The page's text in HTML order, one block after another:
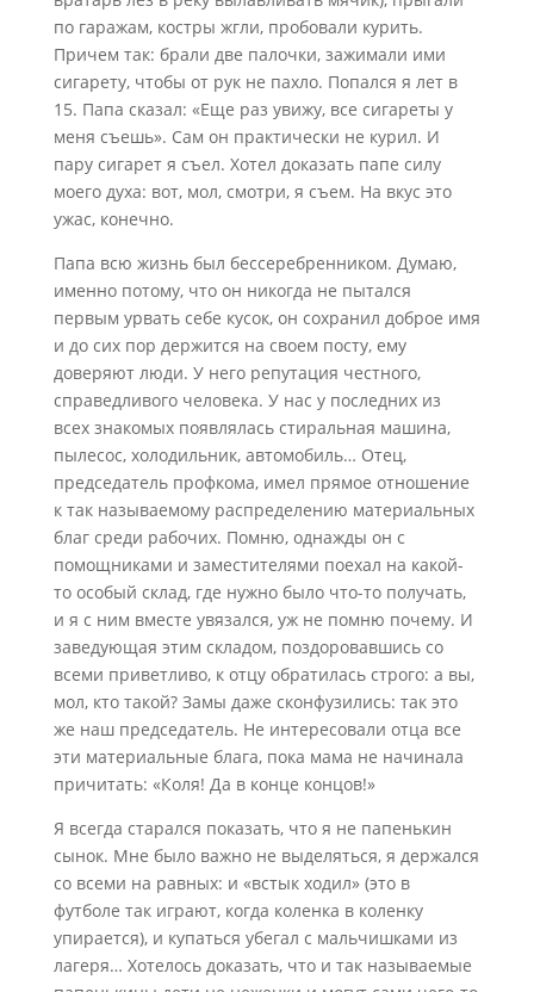
по гаражам, костры жгли, пробовали курить.
Причем так: брали две палочки, зажимали ими
сигарету, чтобы от рук не пахло. Попался я лет в
15. Папа сказал: «Еще раз увижу, все сигареты у
меня съешь». Сам он практически не курил. И
пару сигарет я съел. Хотел доказать папе силу
моего духа: вот, мол, смотри, я съем. На вкус это
ужас, конечно.
Папа всю жизнь был бессеребренником. Думаю,
именно потому, что он никогда не пытался
первым урвать себе кусок, он сохранил доброе имя
и до сих пор держится на своем посту, ему
доверяют люди. У него репутация честного,
справедливого человека. У нас у последних из
всех знакомых появлялась стиральная машина,
пылесос, холодильник, автомобиль… Отец,
председатель профкома, имел прямое отношение
к так называемому распределению материальных
благ среди рабочих. Помню, однажды он с
помощниками и заместителями поехал на какой-
то особый склад, где нужно было что-то получать,
и я с ним вместе увязался, уж не помню почему. И
заведующая этим складом, поздоровавшись со
всеми приветливо, к отцу обратилась строго: а вы,
мол, кто такой? Замы даже сконфузились: так это
же наш председатель. Не интересовали отца все
эти материальные блага, пока мама не начинала
причитать: «Коля! Да в конце концов!»
Я всегда старался показать, что я не папенькин
сынок. Мне было важно не выделяться, я держался
со всеми на равных: и «встык ходил» (это в
футболе так играют, когда коленка в коленку
упирается), и купаться убегал с мальчишками из
лагеря… Хотелось доказать, что и так называемые